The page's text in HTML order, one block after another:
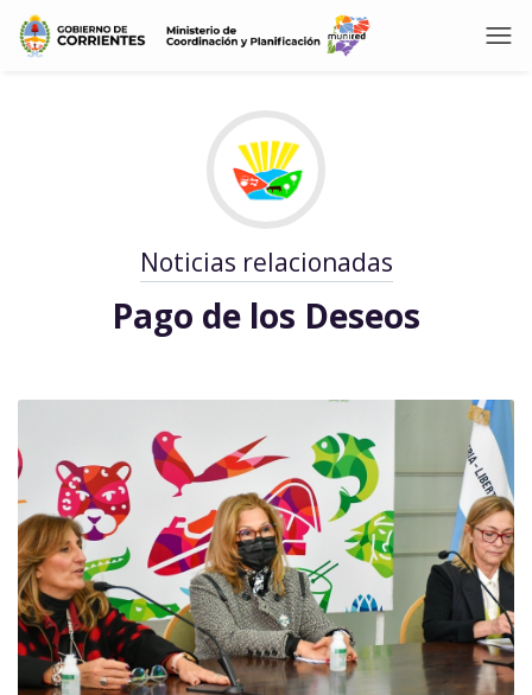
Noticias relacionadas
Pago de los Deseos